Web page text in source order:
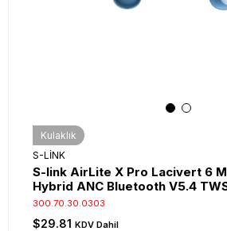
Kulaklık
S-LİNK
S-link AirLite X Pro Lacivert 6
Hybrid ANC Bluetooth V5.4
Kulaklık
300.70.30.0303
$29.81 KDV Dahil